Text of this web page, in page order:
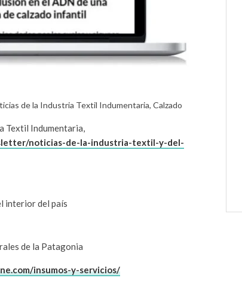
de la Industria Textil Indumentaria, Calzado
Textil Indumentaria,
noticias-de-la-industria-textil-y-del-
interior del país
de la Patagonia
insumos-y-servicios/